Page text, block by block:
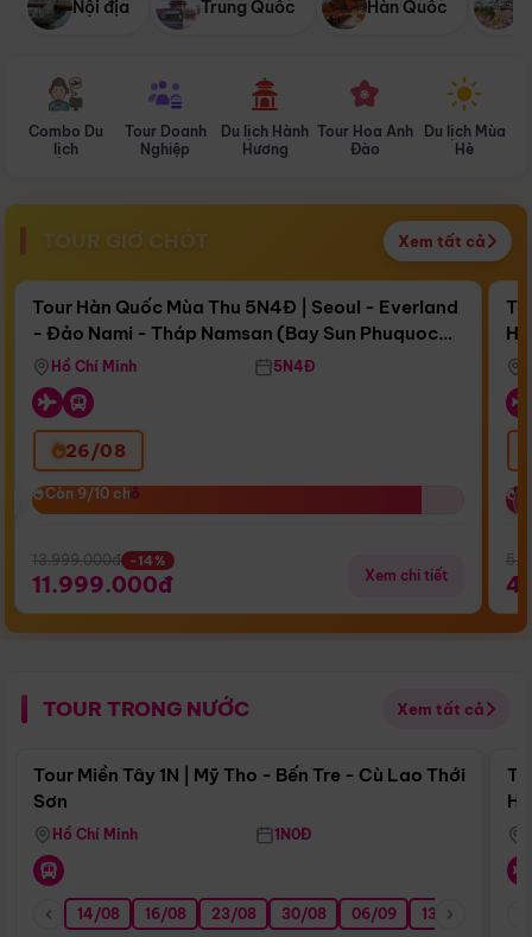
Nội địa Trung Quốc Hàn Quốc
Combo Du
lịch
Tour Doanh
Nghiệp
Du lịch Hành
Hương
Tour Hoa Anh
Đào
Du lịch Mùa
Hè
TOUR GIỜ CHÓT Xem tất cả
Còn16 ngày 22:13:08
Bay Sun Phuquoc Airways
Điểm nổi bật
Tour Hàn Quốc Mùa Thu 5N4Đ | Seoul - Everland
- Đảo Nami - Tháp Namsan (Bay Sun Phuquoc
Airways)
Hồ Chí Minh 5N4Đ
26/08
Còn 9/10 chỗ
Còn 9/10 chỗ
13.999.000đ -14%
11.999.000đ Xem chi tiết
TOUR TRONG NƯỚC Xem tất cả
Điểm nổi bật
Tour Miền Tây 1N | Mỹ Tho - Bến Tre - Cù Lao Thới
Sơn
Hồ Chí Minh 1N0Đ
14/08 16/08 23/08 30/08 06/09 13/09